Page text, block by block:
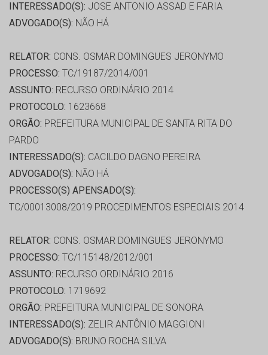
INTERESSADO(S): JOSE ANTONIO ASSAD E FARIA
ADVOGADO(S): NÃO HÁ
RELATOR: CONS. OSMAR DOMINGUES JERONYMO
PROCESSO: TC/19187/2014/001
ASSUNTO: RECURSO ORDINÁRIO 2014
PROTOCOLO: 1623668
ORGÃO: PREFEITURA MUNICIPAL DE SANTA RITA DO
PARDO
INTERESSADO(S): CACILDO DAGNO PEREIRA
ADVOGADO(S): NÃO HÁ
PROCESSO(S) APENSADO(S):
TC/00013008/2019 PROCEDIMENTOS ESPECIAIS 2014
RELATOR: CONS. OSMAR DOMINGUES JERONYMO
PROCESSO: TC/115148/2012/001
ASSUNTO: RECURSO ORDINÁRIO 2016
PROTOCOLO: 1719692
ORGÃO: PREFEITURA MUNICIPAL DE SONORA
INTERESSADO(S): ZELIR ANTÔNIO MAGGIONI
ADVOGADO(S): BRUNO ROCHA SILVA